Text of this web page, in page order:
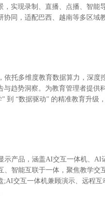
，实现录制、直播、点播、智能
协同，适配巴西、越南等多区域
托多维度教育数据算力，深度
与趋势洞察。为教育管理者提供
到 “数据驱动” 的精准教育升级
产品，涵盖AI交互一体机、AI
、智能互联于一体，聚焦教学交
;AI交互一体机兼顾演示、远程